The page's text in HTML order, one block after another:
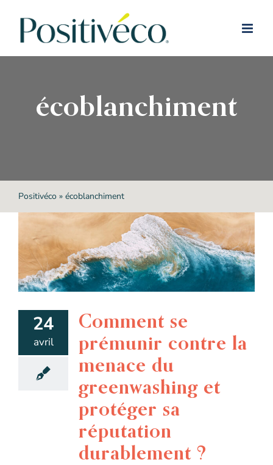
écoblanchiment
Positivéco» écoblanchiment
24
avril
Comment se
prémunir contre la
menace du
greenwashing et
protéger sa
réputation
durablement ?